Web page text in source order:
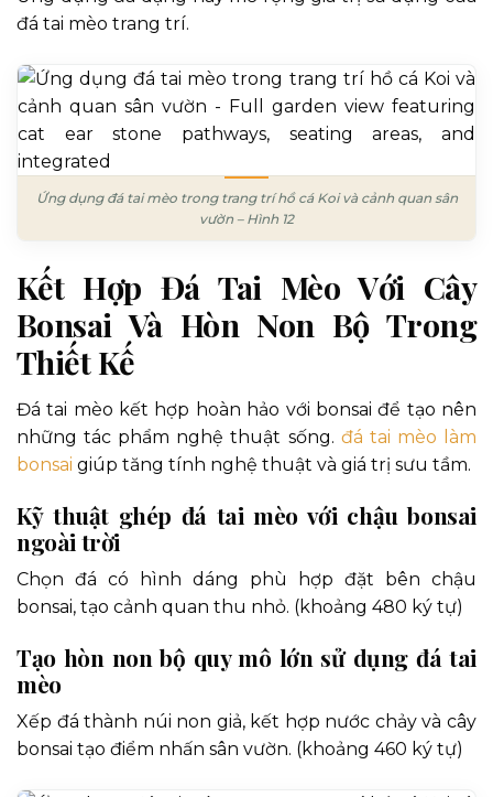
đá tai mèo trang trí.
Ứng dụng đá tai mèo trong trang trí hồ cá Koi và cảnh quan sân
vườn – Hình 12
Kết Hợp Đá Tai Mèo Với Cây
Bonsai Và Hòn Non Bộ Trong
Thiết Kế
Đá tai mèo kết hợp hoàn hảo với bonsai để tạo nên
những tác phẩm nghệ thuật sống. đá tai mèo làm
bonsai giúp tăng tính nghệ thuật và giá trị sưu tầm.
Kỹ thuật ghép đá tai mèo với chậu bonsai
ngoài trời
Chọn đá có hình dáng phù hợp đặt bên chậu
bonsai, tạo cảnh quan thu nhỏ. (khoảng 480 ký tự)
Tạo hòn non bộ quy mô lớn sử dụng đá tai
mèo
Xếp đá thành núi non giả, kết hợp nước chảy và cây
bonsai tạo điểm nhấn sân vườn. (khoảng 460 ký tự)